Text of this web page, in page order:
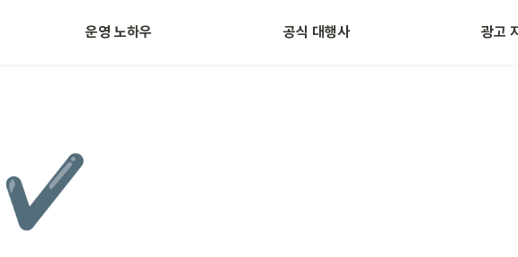
운영 노하우 공식 대행사 광고
자주 묻는 질문 광고 용
✔️